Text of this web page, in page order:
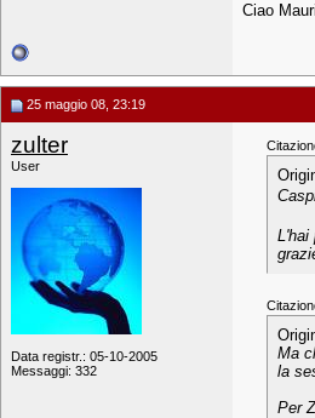
Ciao
25 maggio 08, 23:19
zulter
User
Data registr.: 05-10-2005
Messaggi: 332
L'hai
Ma
la
Per